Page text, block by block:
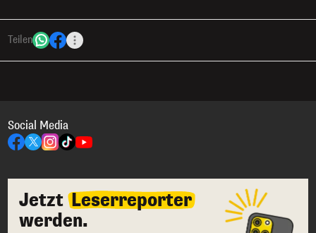
Teilen
Social Media
Jetzt Leserreporter
werden.